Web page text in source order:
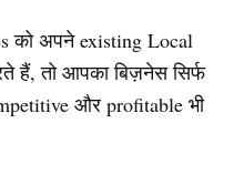
को अपने existing Local
हैं, तो आपका बिज़नेस सिर्फ
और profitable भी